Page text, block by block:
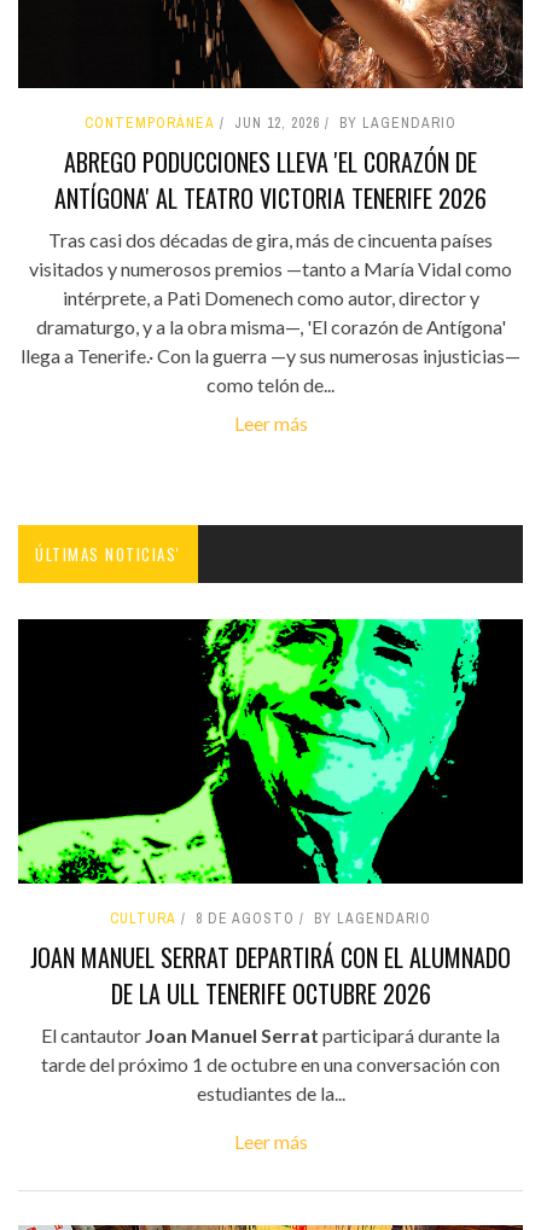
CONTEMPORÁNEA JUN 12, 2026 BY LAGENDARIO
ABREGO PODUCCIONES LLEVA 'EL CORAZÓN DE
ANTÍGONA' AL TEATRO VICTORIA TENERIFE 2026
Tras casi dos décadas de gira, más de cincuenta países
visitados y numerosos premios —tanto a María Vidal como
intérprete, a Pati Domenech como autor, director y
dramaturgo, y a la obra misma—, 'El corazón de Antígona'
llega a Tenerife.· Con la guerra —y sus numerosas injusticias—
como telón de...
Leer más
ÚLTIMAS NOTICIAS'
CULTURA 8 DE AGOSTO BY LAGENDARIO
JOAN MANUEL SERRAT DEPARTIRÁ CON EL ALUMNADO
DE LA ULL TENERIFE OCTUBRE 2026
El cantautor Joan Manuel Serrat participará durante la
tarde del próximo 1 de octubre en una conversación con
estudiantes de la...
Leer más